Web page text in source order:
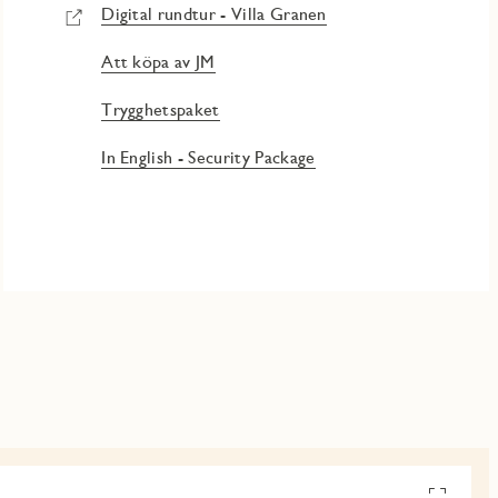
Digital rundtur - Villa Granen
Att köpa av JM
Trygghetspaket
In English - Security Package